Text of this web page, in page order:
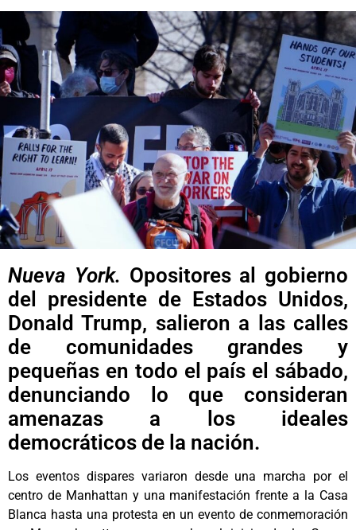
Nueva York. Opositores al gobierno
del presidente de Estados Unidos,
Donald Trump, salieron a las calles
de comunidades grandes y
pequeñas en todo el país el sábado,
denunciando lo que consideran
amenazas a los ideales
democráticos de la nación.
Los eventos dispares variaron desde una marcha por el
centro de Manhattan y una manifestación frente a la Casa
Blanca hasta una protesta en un evento de conmemoración